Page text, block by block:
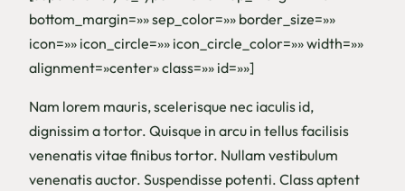
bottom_margin=»» sep_color=»» border_size=»»
icon=»» icon_circle=»» icon_circle_color=»» width=»»
alignment=»center» class=»» id=»»]
Nam lorem mauris, scelerisque nec iaculis id,
dignissim a tortor. Quisque in arcu in tellus facilisis
venenatis vitae finibus tortor. Nullam vestibulum
venenatis auctor. Suspendisse potenti. Class aptent